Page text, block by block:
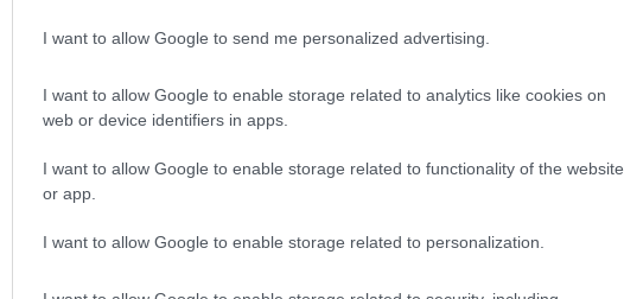
I want to allow Google to send me personalized advertising.
I want to allow Google to enable storage related to analytics like cookies on
web or device identifiers in apps.
I want to allow Google to enable storage related to functionality of the website
or app.
I want to allow Google to enable storage related to personalization.
dől el. Tűzze ki a leszokás dátumát és kérje meg környezetét, hogy
amit akkor tud végezni, amikor elszívna egy szál cigit. Ügyeljen,
ilyenkor könnyen felszaladnak a pluszkilók.
sikerélményt nyújt.